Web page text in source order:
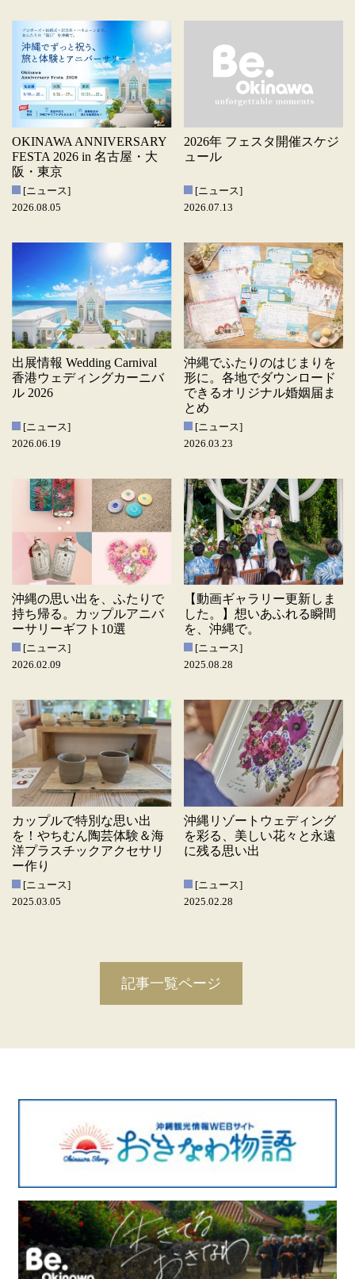
OKINAWA ANNIVERSARY
FESTA 2026 in 名古屋・大
阪・東京
[ニュース]
2026.08.05
2026年 フェスタ開催スケジ
ュール
[ニュース]
2026.07.13
出展情報 Wedding Carnival
香港ウェディングカーニバ
ル 2026
[ニュース]
2026.06.19
沖縄でふたりのはじまりを
形に。各地でダウンロード
できるオリジナル婚姻届ま
とめ
[ニュース]
2026.03.23
沖縄の思い出を、ふたりで
持ち帰る。カップルアニバ
ーサリーギフト10選
[ニュース]
2026.02.09
【動画ギャラリー更新しま
した。】想いあふれる瞬間
を、沖縄で。
[ニュース]
2025.08.28
カップルで特別な思い出
を！やちむん陶芸体験＆海
洋プラスチックアクセサリ
ー作り
[ニュース]
2025.03.05
沖縄リゾートウェディング
を彩る、美しい花々と永遠
に残る思い出
[ニュース]
2025.02.28
記事一覧ページ